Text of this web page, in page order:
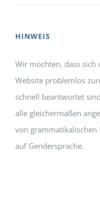
HINWEIS
Wir möchten, dass sich
Website problemlos
schnell beantwortet
alle gleichermaßen
von grammatikalischen
auf Gendersprache.